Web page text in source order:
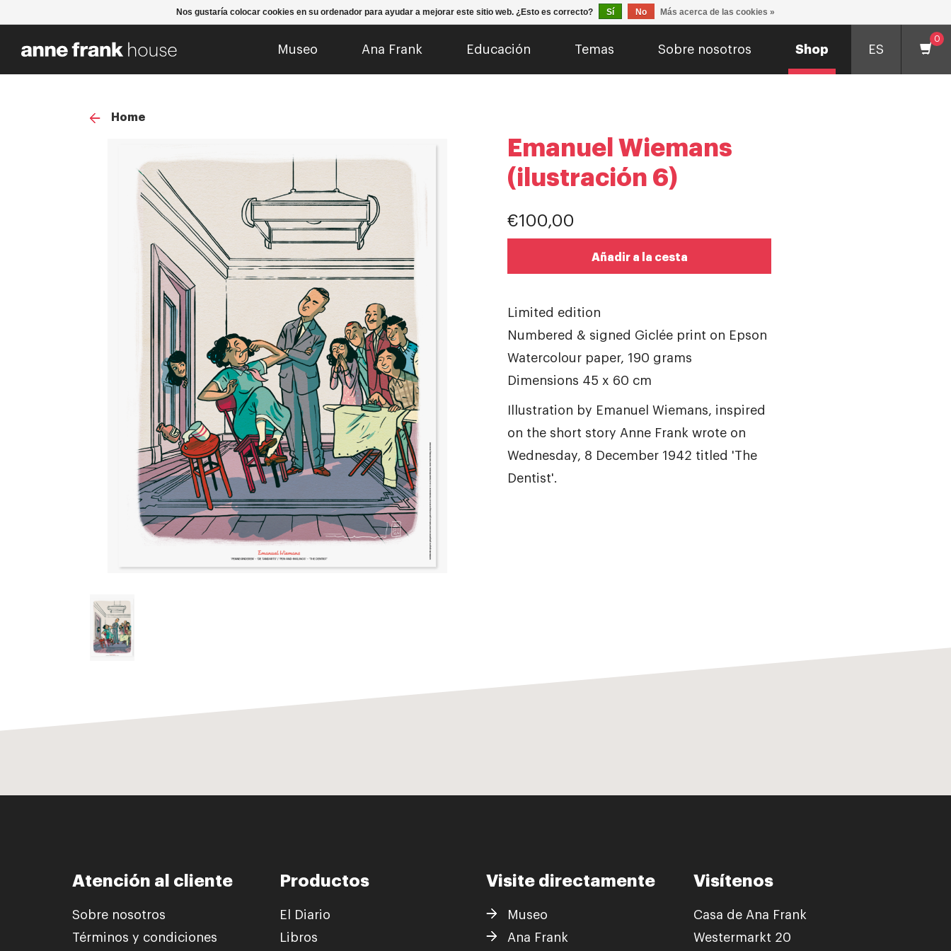
Museo Ana Frank Educación Temas Sobre nosotros Shop ES
0
Home
Emanuel Wiemans
(ilustración 6)
€100,00
Añadir a la cesta
Limited edition
Numbered & signed Giclée print on Epson
Watercolour paper, 190 grams
Dimensions 45 x 60 cm
Illustration by Emanuel Wiemans, inspired
on the short story Anne Frank wrote on
Wednesday, 8 December 1942 titled 'The
Dentist'.
Atención al cliente
Sobre nosotros
Términos y condiciones
Productos
El Diario
Libros
Visite directamente
Museo
Ana Frank
Visítenos
Casa de Ana Frank
Westermarkt 20
Nos gustaría colocar cookies en su ordenador para ayudar a mejorar este sitio web. ¿Esto es correcto? Sí No Más acerca de las cookies »